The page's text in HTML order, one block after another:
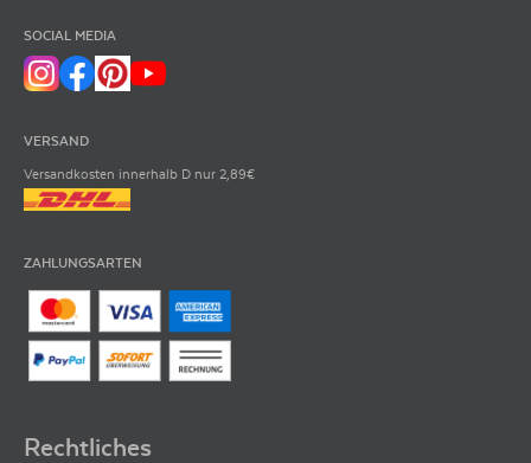
SOCIAL MEDIA
VERSAND
Versandkosten innerhalb D nur 2,89€
ZAHLUNGSARTEN
Rechtliches